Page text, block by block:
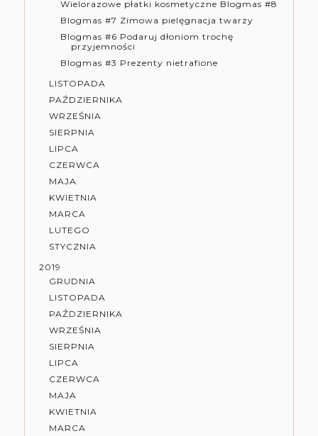
Wielorazowe płatki kosmetyczne Blogmas #8
Blogmas #7 Zimowa pielęgnacja twarzy
Blogmas #6 Podaruj dłoniom trochę
przyjemności
Blogmas #3 Prezenty nietrafione
LISTOPADA
PAŹDZIERNIKA
WRZEŚNIA
SIERPNIA
LIPCA
CZERWCA
MAJA
KWIETNIA
MARCA
LUTEGO
STYCZNIA
2019
GRUDNIA
LISTOPADA
PAŹDZIERNIKA
WRZEŚNIA
SIERPNIA
LIPCA
CZERWCA
MAJA
KWIETNIA
MARCA